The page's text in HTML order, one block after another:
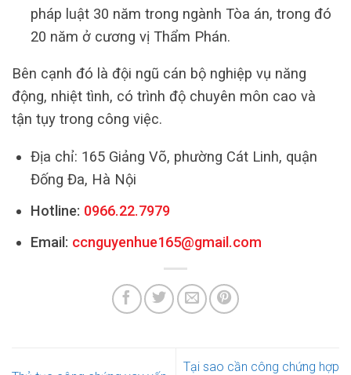
pháp luật 30 năm trong ngành Tòa án, trong đó
20 năm ở cương vị Thẩm Phán.
Bên cạnh đó là đội ngũ cán bộ nghiệp vụ năng
động, nhiệt tình, có trình độ chuyên môn cao và
tận tụy trong công việc.
Địa chỉ: 165 Giảng Võ, phường Cát Linh, quận
Đống Đa, Hà Nội
Hotline: 0966.22.7979
Email: ccnguyenhue165@gmail.com
Tại sao cần công chứng hợp